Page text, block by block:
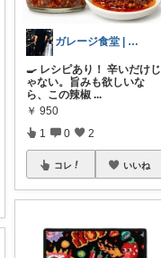
ガレージ食堂 | 開業準備中
🍳 レシピあり！ 辛いだけじ
ゃない。旨みも欲しいな
ら、この辣椒 ...
￥ 950
1 0 2
コレ いいね